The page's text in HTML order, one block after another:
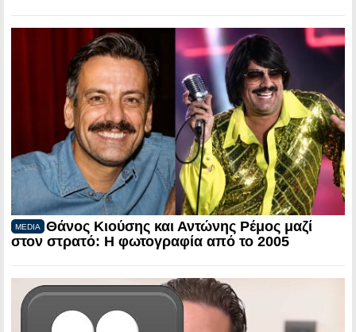
MEDIA
Θάνος Κιούσης και Αντώνης Ρέμος μαζί
στον στρατό: Η φωτογραφία από το 2005